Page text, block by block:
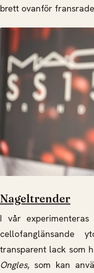
brett ovanför
Nageltrender
I vår
cellofanglänsande
transparent lack som
Ongles, som kan